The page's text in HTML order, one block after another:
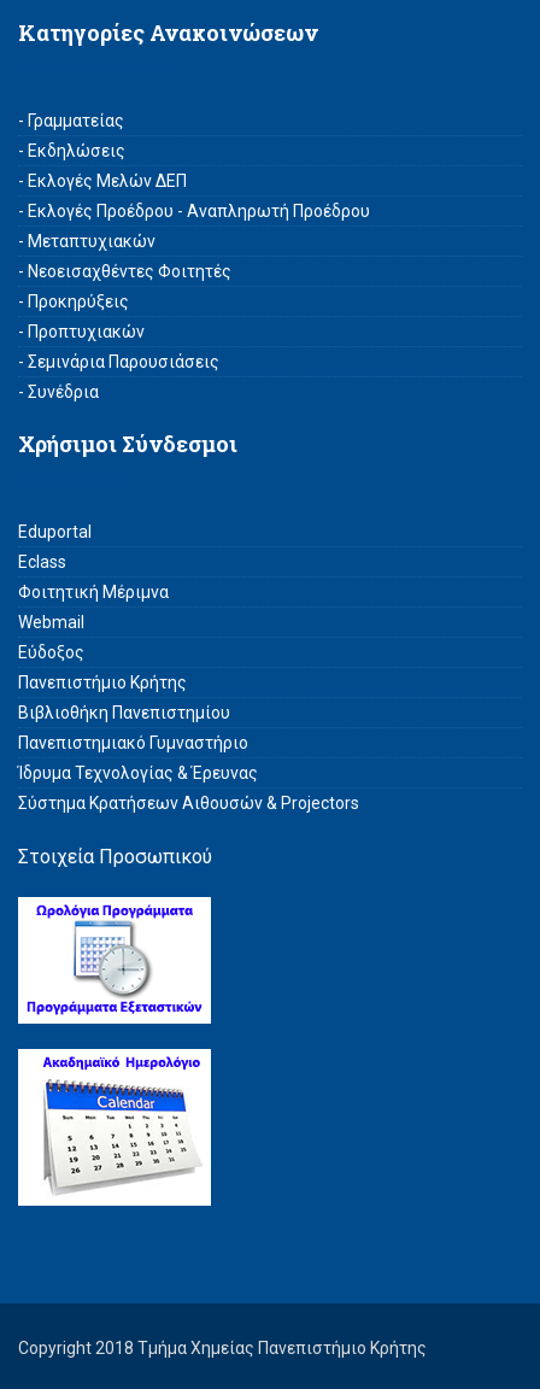
Κατηγορίες Ανακοινώσεων
- Γραμματείας
- Εκδηλώσεις
- Εκλογές Μελών ΔΕΠ
- Εκλογές Προέδρου - Αναπληρωτή Προέδρου
- Μεταπτυχιακών
- Νεοεισαχθέντες Φοιτητές
- Προκηρύξεις
- Προπτυχιακών
- Σεμινάρια Παρουσιάσεις
- Συνέδρια
Χρήσιμοι Σύνδεσμοι
Eduportal
Eclass
Φοιτητική Μέριμνα
Webmail
Εύδοξος
Πανεπιστήμιο Κρήτης
Βιβλιοθήκη Πανεπιστημίου
Πανεπιστημιακό Γυμναστήριο
Ίδρυμα Τεχνολογίας & Έρευνας
Σύστημα Kρατήσεων Αιθουσών & Projectors
Στοιχεία Προσωπικού
Copyright 2018 Τμήμα Χημείας Πανεπιστήμιο Κρήτης